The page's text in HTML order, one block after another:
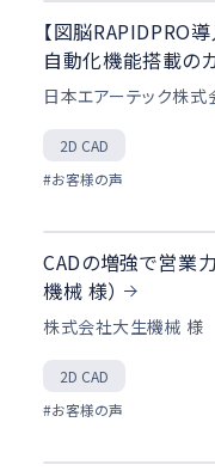
【図脳RAPIDPRO
自動化機能搭載の
日本エアーテック株式
2D CAD
#お客様の声
CADの増強で営業
機械 様）
株式会社大生機械 様
2D CAD
#お客様の声